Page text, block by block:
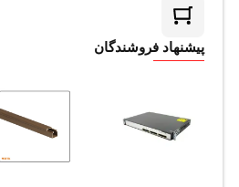
پیشنهاد فروشندگان